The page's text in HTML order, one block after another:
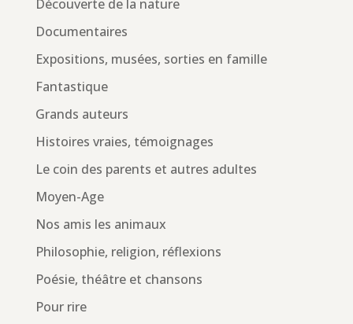
Découverte de la nature
Documentaires
Expositions, musées, sorties en famille
Fantastique
Grands auteurs
Histoires vraies, témoignages
Le coin des parents et autres adultes
Moyen-Age
Nos amis les animaux
Philosophie, religion, réflexions
Poésie, théâtre et chansons
Pour rire